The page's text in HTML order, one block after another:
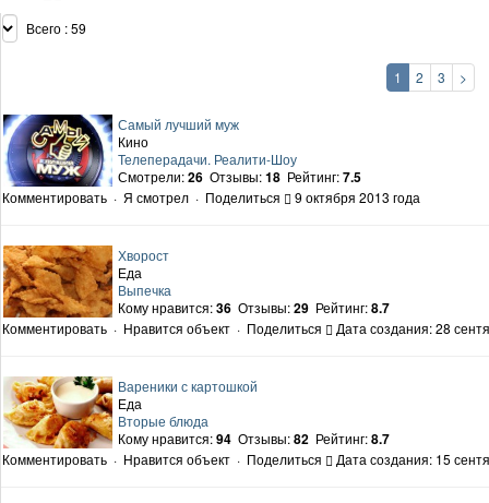
Всего : 59
1 2 3 >
Самый лучший муж
Кино
Телеперадачи. Реалити-Шоу
Смотрели:26 Отзывы:18 Рейтинг:7.5
Комментировать · Я смотрел · Поделиться 9 октября 2013 года
Хворост
Еда
Выпечка
Кому нравится:36 Отзывы:29 Рейтинг:8.7
Комментировать · Нравится объект · Поделиться Дата создания: 28
Вареники с картошкой
Еда
Вторые блюда
Кому нравится:94 Отзывы:82 Рейтинг:8.7
Комментировать · Нравится объект · Поделиться Дата создания: 15